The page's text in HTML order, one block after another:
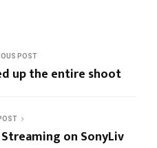
POST
up the entire shoot
on SonyLiv